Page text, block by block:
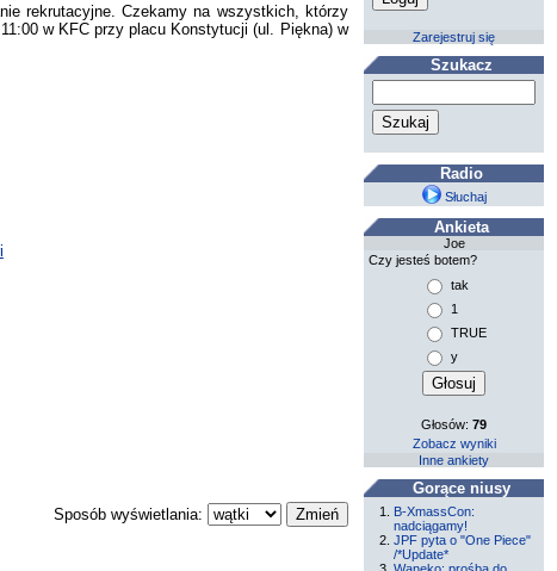
rekrutacyjne. Czekamy na wszystkich, którzy
w KFC przy placu Konstytucji (ul. Piękna) w
Sposób wyświetlania:
Zarejestruj się
Szukacz
Radio
Słuchaj
Ankieta
Joe
Czy jesteś botem?
tak
1
TRUE
y
Głosów:79
Zobacz wyniki
Inne ankiety
Gorące niusy
B-XmassCon:
nadciągamy!
JPF pyta o "One Piece"
/*Update*